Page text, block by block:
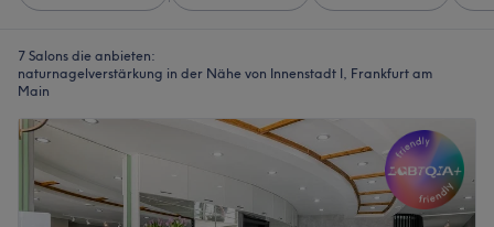
7 Salons die anbieten:
naturnagelverstärkung in der Nähe von Innenstadt I, Frankfurt am
Main